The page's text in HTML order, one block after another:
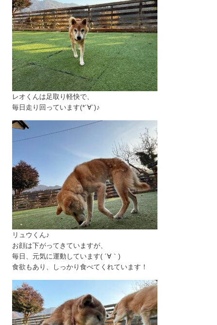
レオくんは足取り軽快で、
毎日走り回っています(*´∀`)♪
リュウくん♪
お顔は下がってきていますが、
毎日、元気に運動しています( ´∀｀)
食欲もあり、しっかり食べてくれています！